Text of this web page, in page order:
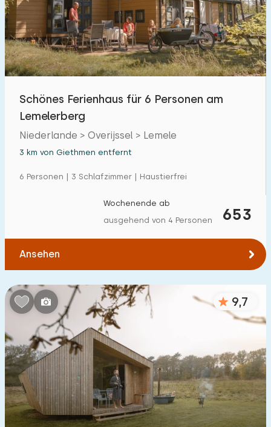
Hallenbad 0
Freibad 17
Kinderanimation 5
Zugänglichkeit
Eingeschränkte Mobilität
Rollstuhlgerecht
Schönes Ferienhaus für 6 Personen am
Lemelerberg
Niederlande > Overijssel > Lemele
3 km von Giethmen entfernt
6 Personen | 3 Schlafzimmer | Haustierfrei
653
Wochenende ab
ausgehend von 4 Personen
Ansehen
9,7